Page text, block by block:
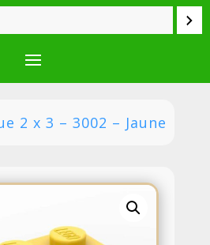
2 x 3 – 3002 – Jaune